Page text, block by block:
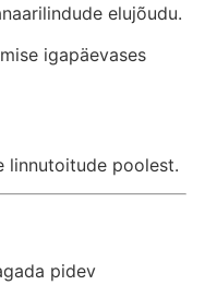
elujõudu.
igapäevases
linnutoitude poolest.
pidev